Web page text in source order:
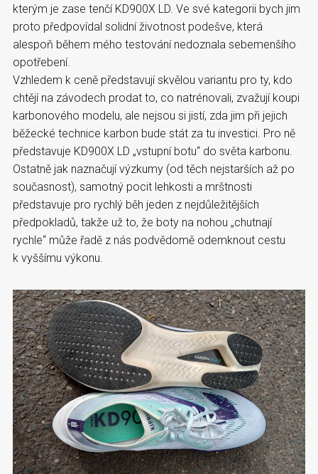
kterým je zase tenčí KD900X LD. Ve své kategorii bych jim
proto předpovídal solidní životnost podešve, která
alespoň během mého testování nedoznala sebemenšího
opotřebení.
Vzhledem k ceně představují skvělou variantu pro ty, kdo
chtějí na závodech prodat to, co natrénovali, zvažují koupi
karbonového modelu, ale nejsou si jistí, zda jim při jejich
běžecké technice karbon bude stát za tu investici. Pro ně
představuje KD900X LD „vstupní botu“ do světa karbonu.
Ostatně jak naznačují výzkumy (od těch nejstarších až po
současnost), samotný pocit lehkosti a mrštnosti
představuje pro rychlý běh jeden z nejdůležitějších
předpokladů, takže už to, že boty na nohou „chutnají
rychle“ může řadě z nás podvědomě odemknout cestu
k vyššímu výkonu.